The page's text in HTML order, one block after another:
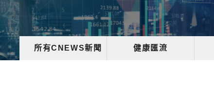
所有CNEWS新聞 健康匯流